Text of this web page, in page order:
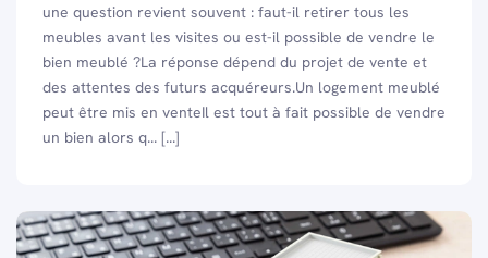
une question revient souvent : faut-il retirer tous les
meubles avant les visites ou est-il possible de vendre le
bien meublé ?La réponse dépend du projet de vente et
des attentes des futurs acquéreurs.Un logement meublé
peut être mis en venteIl est tout à fait possible de vendre
un bien alors q... [...]